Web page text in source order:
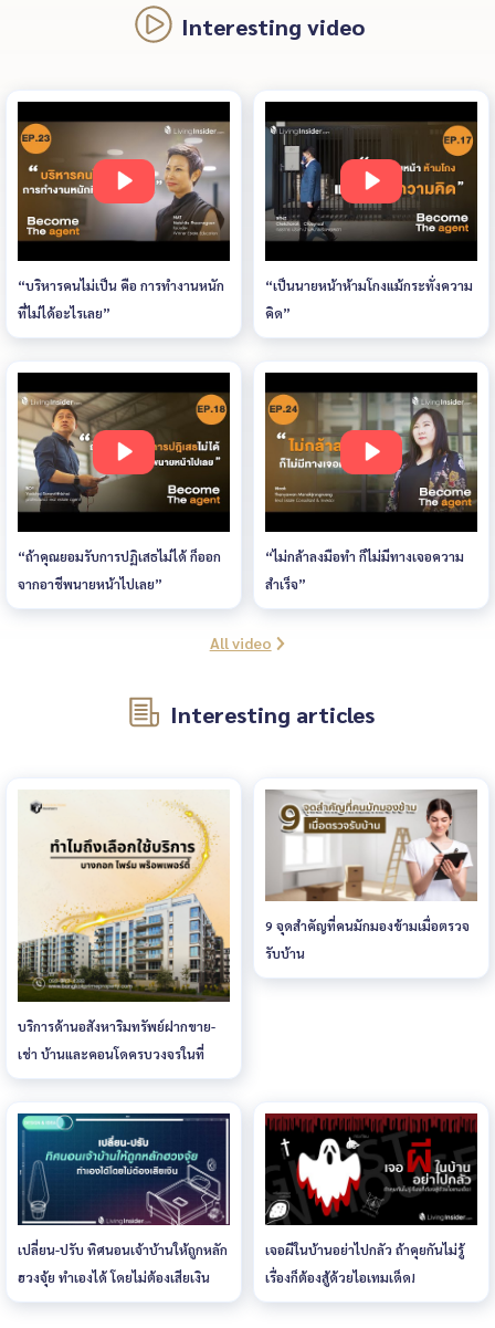
Interesting video
“บริหารคนไม่เป็น คือ การทำงานหนัก
ที่ไม่ได้อะไรเลย”
“เป็นนายหน้าห้ามโกงแม้กระทั่งความ
คิด”
“ถ้าคุณยอมรับการปฏิเสธไม่ได้ ก็ออก
จากอาชีพนายหน้าไปเลย”
“ไม่กล้าลงมือทำ ก็ไม่มีทางเจอความ
สำเร็จ”
All video
Interesting articles
บริการด้านอสังหาริมทรัพย์ฝากขาย-
เช่า บ้านและคอนโดครบวงจรในที่
เดียว
9 จุดสำคัญที่คนมักมองข้ามเมื่อตรวจ
รับบ้าน
เปลี่ยน-ปรับ ทิศนอนเจ้าบ้านให้ถูกหลัก
ฮวงจุ้ย ทำเองได้ โดยไม่ต้องเสียเงิน
เจอผีในบ้านอย่าไปกลัว ถ้าคุยกันไม่รู้
เรื่องก็ต้องสู้ด้วยไอเทมเด็ด!